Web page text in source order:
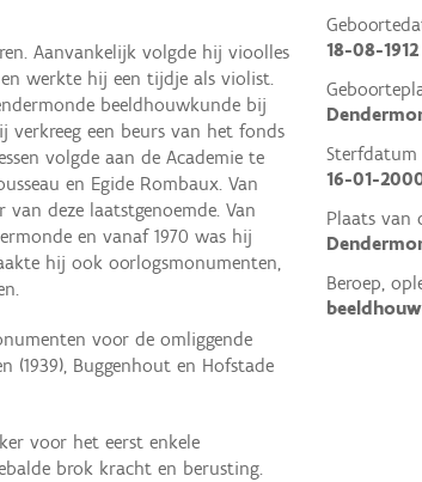
18-08-1912
Sterfdatum
16-01-
Plaats van
Beroep,
Aanvankelijk volgde hij vioolles
werkte hij een tijdje als violist.
beeldhouwkunde bij
verkreeg een beurs van het fonds
volgde aan de Academie te
en Egide Rombaux. Van
deze laatstgenoemde. Van
en vanaf 1970 was hij
hij ook oorlogsmonumenten,
voor de omliggende
(1939), Buggenhout en Hofstade
voor het eerst enkele
brok kracht en berusting.